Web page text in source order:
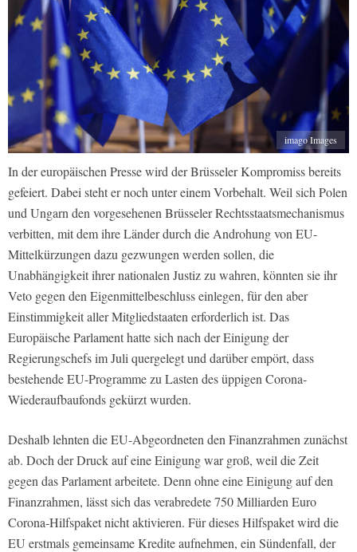
imago Images
In der europäischen Presse wird der Brüsseler Kompromiss bereits
gefeiert. Dabei steht er noch unter einem Vorbehalt. Weil sich Polen
und Ungarn den vorgesehenen Brüsseler Rechtsstaatsmechanismus
verbitten, mit dem ihre Länder durch die Androhung von EU-
Mittelkürzungen dazu gezwungen werden sollen, die
Unabhängigkeit ihrer nationalen Justiz zu wahren, könnten sie ihr
Veto gegen den Eigenmittelbeschluss einlegen, für den aber
Einstimmigkeit aller Mitgliedstaaten erforderlich ist. Das
Europäische Parlament hatte sich nach der Einigung der
Regierungschefs im Juli quergelegt und darüber empört, dass
bestehende EU-Programme zu Lasten des üppigen Corona-
Wiederaufbaufonds gekürzt wurden.
Deshalb lehnten die EU-Abgeordneten den Finanzrahmen zunächst
ab. Doch der Druck auf eine Einigung war groß, weil die Zeit
gegen das Parlament arbeitete. Denn ohne eine Einigung auf den
Finanzrahmen, lässt sich das verabredete 750 Milliarden Euro
Corona-Hilfspaket nicht aktivieren. Für dieses Hilfspaket wird die
EU erstmals gemeinsame Kredite aufnehmen, ein Sündenfall, der